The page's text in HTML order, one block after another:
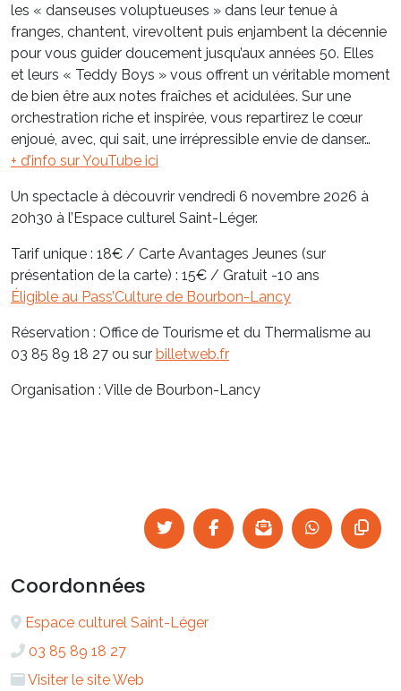
les « danseuses voluptueuses » dans leur tenue à
franges, chantent, virevoltent puis enjambent la décennie
pour vous guider doucement jusqu’aux années 50. Elles
et leurs « Teddy Boys » vous offrent un véritable moment
de bien être aux notes fraîches et acidulées. Sur une
orchestration riche et inspirée, vous repartirez le cœur
enjoué, avec, qui sait, une irrépressible envie de danser…
+ d’info sur YouTube ici
Un spectacle à découvrir vendredi 6 novembre 2026 à
20h30 à l’Espace culturel Saint-Léger.
Tarif unique : 18€ / Carte Avantages Jeunes (sur
présentation de la carte) : 15€ / Gratuit -10 ans
Éligible au Pass’Culture de Bourbon-Lancy
Réservation : Office de Tourisme et du Thermalisme au
03 85 89 18 27 ou sur billetweb.fr
Organisation : Ville de Bourbon-Lancy
Coordonnées
Espace culturel Saint-Léger
03 85 89 18 27
Visiter le site Web